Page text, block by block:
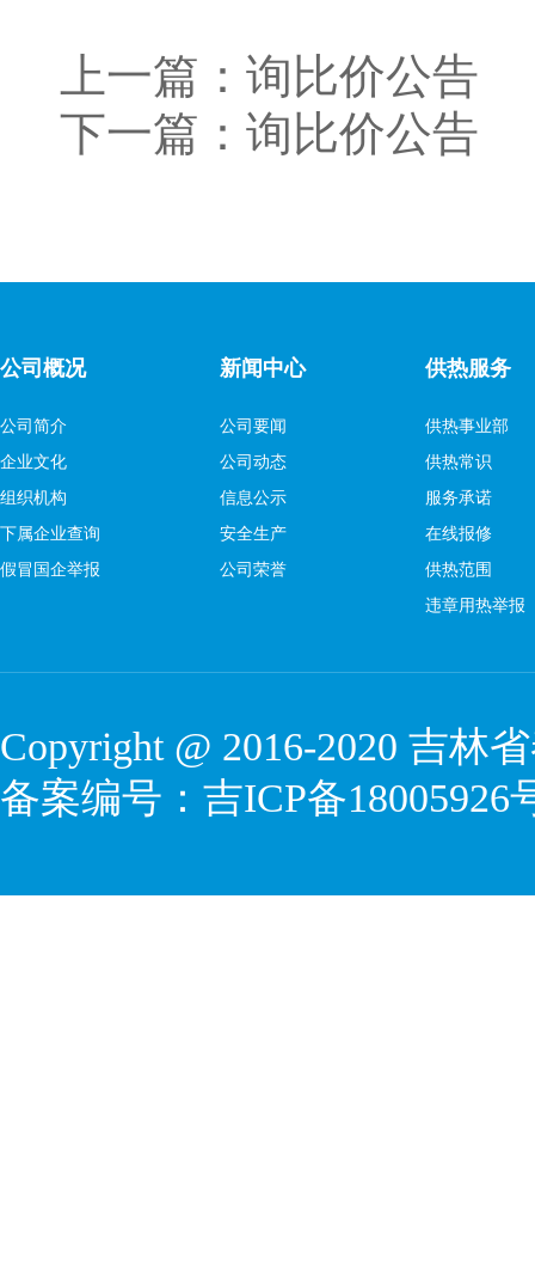
上一篇： 询比价公告
下一篇： 询比价公告
公司概况
公司简介
企业文化
组织机构
下属企业查询
假冒国企举报
新闻中心
公司要闻
公司动态
信息公示
安全生产
公司荣誉
供热服务
供热事业部
供热常识
服务承诺
在线报修
供热范围
违章用热举报
Copyright @ 2016-2020 吉林
备案编号： 吉ICP备18005926